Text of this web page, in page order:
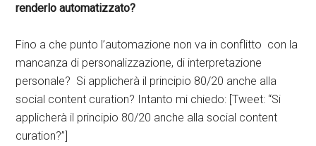
renderlo automatizzato?
Fino a che punto l’automazione non va in conflitto con la
mancanza di personalizzazione, di interpretazione
personale? Si applicherà il principio 80/20 anche alla
social content curation? Intanto mi chiedo: [Tweet: “Si
applicherà il principio 80/20 anche alla social content
curation?”]